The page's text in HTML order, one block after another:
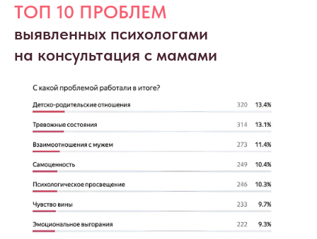
ТОП 10 ПРОБЛЕМ
выявленных психологами
на консультация с мамами